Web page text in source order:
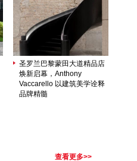
圣罗兰巴黎蒙田大道精品店
焕新启幕，Anthony
Vaccarello 以建筑美学诠释
品牌精髓
查看更多>>